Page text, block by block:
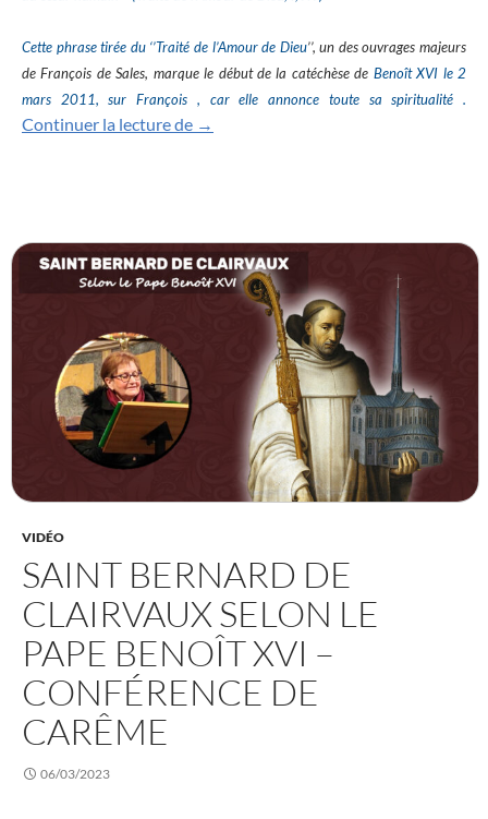
Cette phrase tirée du ‘’Traité de l’Amour de Dieu’’, un des ouvrages majeurs
de François de Sales, marque le début de la catéchèse de BenoîtXVI le 2
mars 2011, sur François , car elle annonce toute sa spiritualité .
Continuer la lecture de Saint François de Sales selon le pape
→
VIDÉO
SAINT BERNARD DE
CLAIRVAUX SELON LE
PAPE BENOÎT XVI –
CONFÉRENCE DE
CARÊME
06/03/2023